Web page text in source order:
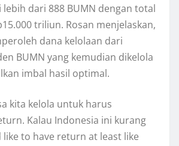
dari 888 BUMN dengan total
triliun. Rosan menjelaskan,
dana kelolaan dari
BUMN yang kemudian dikelola
imbal hasil optimal.
kita kelola untuk harus
Kalau Indonesia ini kurang
to have return at least like